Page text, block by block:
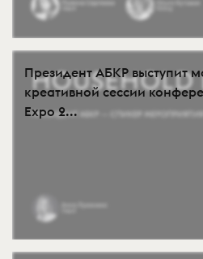
Президент АБКР выступит
креативной сессии
Expo 2...